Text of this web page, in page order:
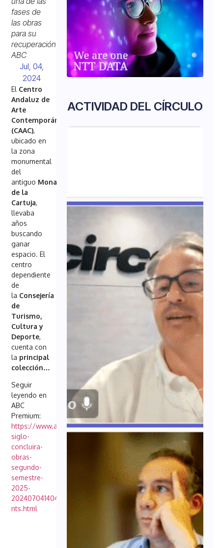
fases de
las obras
para su
recuperación
ABC
Jul, 04,
2024
El Centro
Andaluz de
Arte
Contemporáneo
(CAAC),
ubicado en
la zona
monumental
del
antiguo Monasterio
de la
Cartuja,
llevaba
años
buscando
ganar
espacio. El
centro
dependiente
de
la Consejería
de
Turismo,
Cultura y
Deporte,
cuenta con
la principal
colección…
Seguir
leyendo en
ABC
Premium:
https://www.abc.es/sevilla/ciudad/pabellon-
siglo-
concluira-
obras-
segundo-
semestre-
2025-
20240704140405-
nts.html
ACTIVIDAD DEL CÍRCULO